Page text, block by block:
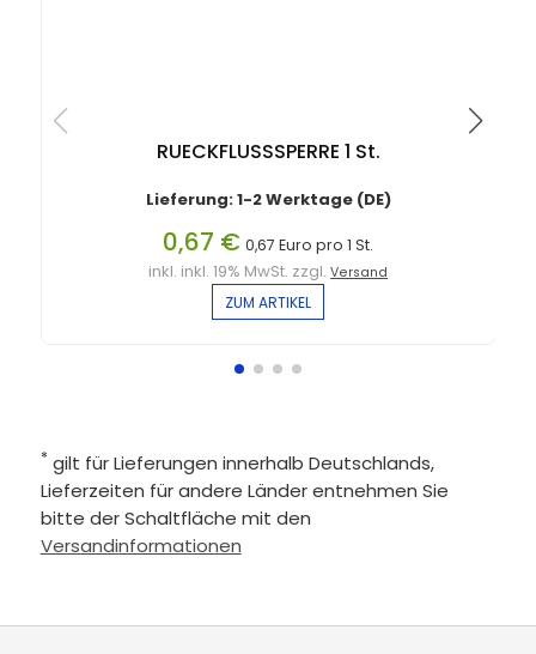
RUECKFLUSSSPERRE 1 St.
Lieferung: 1-2 Werktage (DE)
0,67 € 0,67 Euro pro 1 St.
inkl. inkl. 19% MwSt. zzgl.Versand
ZUM ARTIKEL
* gilt für Lieferungen innerhalb Deutschlands,
Lieferzeiten für andere Länder entnehmen Sie
bitte der Schaltfläche mit den
Versandinformationen